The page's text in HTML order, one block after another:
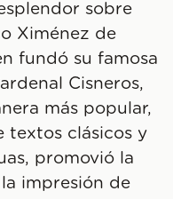
sobre
Ximénez de
fundó su famosa
Cisneros,
más popular,
textos clásicos y
promovió la
impresión de